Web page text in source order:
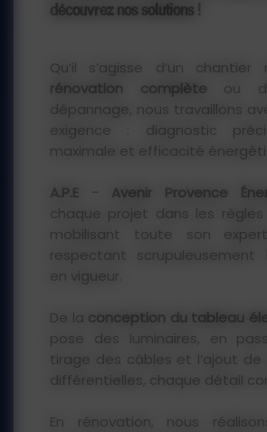
découvrez nos solutions !
Qu’il s’agisse d’un chantier
rénovation complète ou
dépannage, nous travaillons
exigence : diagnostic
maximale et efficacité
A.P.E - Avenir Provence
chaque projet dans les règles
mobilisant toute son
respectant scrupuleusement
en vigueur.
De la conception du tableau
pose des luminaires, en
tirage des câbles et l’ajout de
différentielles, chaque détail
En rénovation, nous